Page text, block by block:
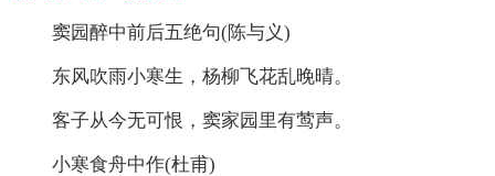
窦园醉中前后五绝句(陈与义)
东风吹雨小寒生，杨柳飞花乱晚晴。
客子从今无可恨，窦家园里有莺声。
小寒食舟中作(杜甫)